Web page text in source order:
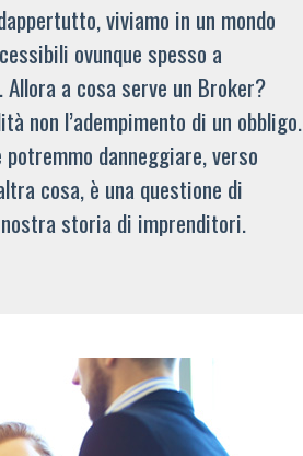
viviamo in un mondo
ovunque spesso a
a cosa serve un Broker?
non l’adempimento di un obbligo.
danneggiare, verso
cosa, è una questione di
storia di imprenditori.